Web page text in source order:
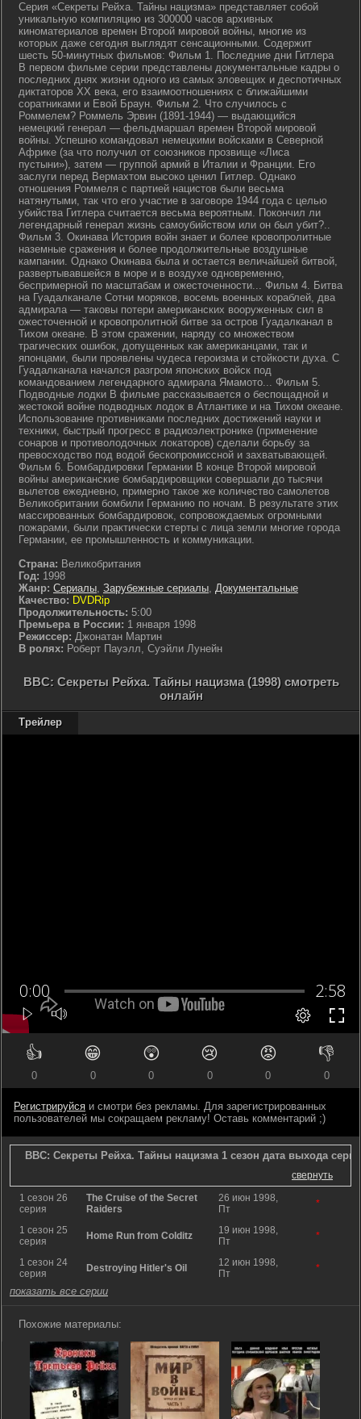
Серия «Секреты Рейха. Тайны нацизма» представляет собой
уникальную компиляцию из 300000 часов архивных
киноматериалов времен Второй мировой войны, многие из
которых даже сегодня выглядят сенсационными. Содержит
шесть 50-минутных фильмов: Фильм 1. Последние дни Гитлера
В первом фильме серии представлены документальные кадры о
последних днях жизни одного из самых зловещих и деспотичных
диктаторов ХХ века, его взаимоотношениях с ближайшими
соратниками и Евой Браун. Фильм 2. Что случилось с
Роммелем? Роммель Эрвин (1891-1944) — выдающийся
немецкий генерал — фельдмаршал времен Второй мировой
войны. Успешно командовал немецкими войсками в Северной
Африке (за что получил от союзников прозвище «Лиса
пустыни»), затем — группой армий в Италии и Франции. Его
заслуги перед Вермахтом высоко ценил Гитлер. Однако
отношения Роммеля с партией нацистов были весьма
натянутыми, так что его участие в заговоре 1944 года с целью
убийства Гитлера считается весьма вероятным. Покончил ли
легендарный генерал жизнь самоубийством или он был убит?..
Фильм 3. Окинава История войн знает и более кровопролитные
наземные сражения и более продолжительные воздушные
кампании. Однако Окинава была и остается величайшей битвой,
развертывавшейся в море и в воздухе одновременно,
беспримерной по масштабам и ожесточенности... Фильм 4. Битва
на Гуадалканале Сотни моряков, восемь военных кораблей, два
адмирала — таковы потери американских вооруженных сил в
ожесточенной и кровопролитной битве за остров Гуадалканал в
Тихом океане. В этом сражении, наряду со множеством
трагических ошибок, допущенных как американцами, так и
японцами, были проявлены чудеса героизма и стойкости духа. С
Гуадалканала начался разгром японских войск под
командованием легендарного адмирала Ямамото... Фильм 5.
Подводные лодки В фильме рассказывается о беспощадной и
жестокой войне подводных лодок в Атлантике и на Тихом океане.
Использование противниками последних достижений науки и
техники, быстрый прогресс в радиоэлектронике (применение
сонаров и противолодочных локаторов) сделали борьбу за
превосходство под водой бескопромиссной и захватывающей.
Фильм 6. Бомбардировки Германии В конце Второй мировой
войны американские бомбардировщики совершали до тысячи
вылетов ежедневно, примерно такое же количество самолетов
Великобритании бомбили Германию по ночам. В результате этих
массированных бомбардировок, сопровождаемых огромными
пожарами, были практически стерты с лица земли многие города
Германии, ее промышленность и коммуникации.
Страна: Великобритания
Год: 1998
Жанр: Сериалы, Зарубежные сериалы, Документальные
Качество: DVDRip
Продолжительность: 5:00
Премьера в России: 1 января 1998
Режиссер: Джонатан Мартин
В ролях: Роберт Пауэлл, Суэйли Лунейн
BBC: Секреты Рейха. Тайны нацизма (1998) смотреть
онлайн
Трейлер
👍
0
😁
0
😲
0
😢
0
😡
0
👎
0
Регистрируйся и смотри без рекламы. Для зарегистрированных
пользователей мы сокращаем рекламу! Оставь комментарий ;)
BBC: Секреты Рейха. Тайны нацизма 1 сезон дата выхода серий
свернуть
1 сезон 26
серия
The Cruise of the Secret
Raiders
26 июн 1998,
Пт
*
1 сезон 25
серия
Home Run from Colditz
19 июн 1998,
Пт
*
1 сезон 24
серия
Destroying Hitler's Oil
12 июн 1998,
Пт
*
показать все серии
Похожие материалы: